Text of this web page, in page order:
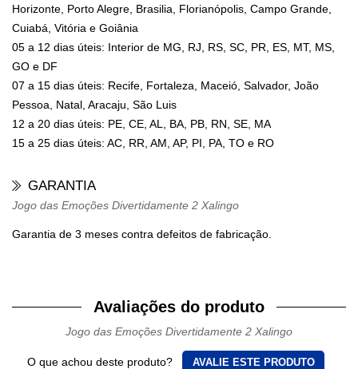
Horizonte, Porto Alegre, Brasilia, Florianópolis, Campo Grande,
Cuiabá, Vitória e Goiânia
05 a 12 dias úteis: Interior de MG, RJ, RS, SC, PR, ES, MT, MS,
GO e DF
07 a 15 dias úteis: Recife, Fortaleza, Maceió, Salvador, João
Pessoa, Natal, Aracaju, São Luis
12 a 20 dias úteis: PE, CE, AL, BA, PB, RN, SE, MA
15 a 25 dias úteis: AC, RR, AM, AP, PI, PA, TO e RO
GARANTIA
Jogo das Emoções Divertidamente 2 Xalingo
Garantia de 3 meses contra defeitos de fabricação.
Avaliações do produto
Jogo das Emoções Divertidamente 2 Xalingo
O que achou deste produto? AVALIE ESTE PRODUTO